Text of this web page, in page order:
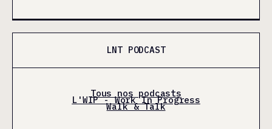
LNT PODCAST
Tous nos podcasts
L'WIP - Work In Progress
Walk & Talk